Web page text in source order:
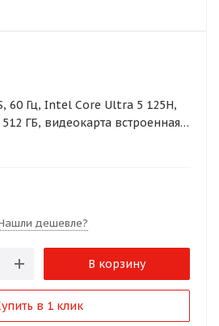
60 Гц, Intel Core Ultra 5 125H,
ГБ, видеокарта встроенная,
аккумулятор 57
дешевле?
В корзину
в 1 клик